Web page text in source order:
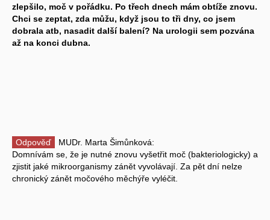
zlepšilo, moč v pořádku. Po třech dnech mám obtíže znovu.
Chci se zeptat, zda můžu, když jsou to tři dny, co jsem
dobrala atb, nasadit další balení? Na urologii sem pozvána
až na konci dubna.
Odpověď
MUDr. Marta Šimůnková:
Domnívám se, že je nutné znovu vyšetřit moč (bakteriologicky) a
zjistit jaké mikroorganismy zánět vyvolávají. Za pět dní nelze
chronický zánět močového měchýře vyléčit.